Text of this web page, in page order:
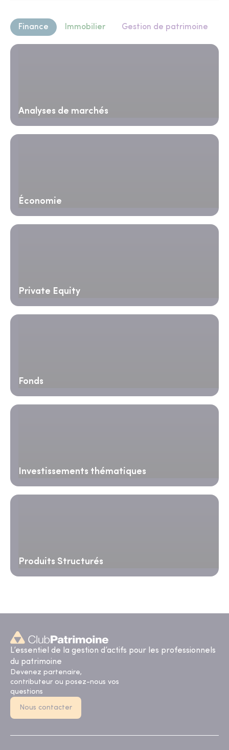
Finance Immobilier Gestion de patrimoine
Analyses de marchés
Économie
Private Equity
Fonds
Investissements thématiques
Produits Structurés
L’essentiel de la gestion d’actifs pour les professionnels
du patrimoine
Devenez partenaire,
contributeur ou posez-nous vos
questions
Nous contacter